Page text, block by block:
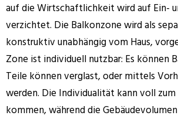
auf die Wirtschaftlichkeit wird auf Ein-
verzichtet. Die Balkonzone wird als
konstruktiv unabhängig vom Haus,
Zone ist individuell nutzbar: Es können
Teile können verglast, oder mittels
werden. Die Individualität kann voll zum
kommen, während die